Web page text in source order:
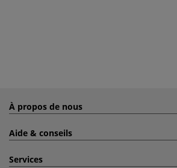
À propos de nous
Aide & conseils
Services